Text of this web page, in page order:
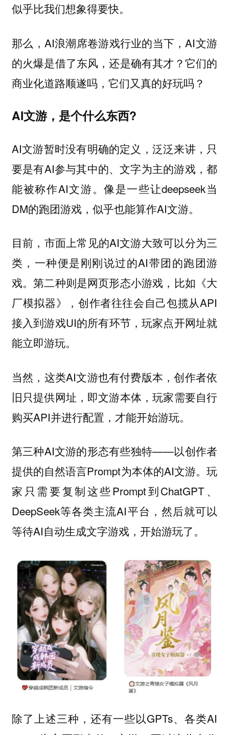
似乎比我们想象得要快。
那么，AI浪潮席卷游戏行业的当下，AI文游
的火爆是借了东风，还是确有其才？它们的
商业化道路顺遂吗，它们又真的好玩吗？
AI文游，是个什么东西?
AI文游暂时没有明确的定义，泛泛来讲，只
要是有AI参与其中的、文字为主的游戏，都
能被称作AI文游。像是一些让deepseek当
DM的跑团游戏，似乎也能算作AI文游。
目前，市面上常见的AI文游大致可以分为三
类，一种便是刚刚说过的AI带团的跑团游
戏。第二种则是网页形态小游戏，比如《大
厂模拟器》，创作者往往会自己包揽从API
接入到游戏UI的所有环节，玩家点开网址就
能立即游玩。
当然，这类AI文游也有付费版本，创作者依
旧只提供网址，即文游本体，玩家需要自行
购买API并进行配置，才能开始游玩。
第三种AI文游的形态有些独特——以创作者
提供的自然语言Prompt为本体的AI文游。玩
家只需要复制这些Prompt到ChatGPT、
DeepSeek等各类主流AI平台，然后就可以
等待AI自动生成文字游戏，开始游玩了。
除了上述三种，还有一些以GPTs、各类AI